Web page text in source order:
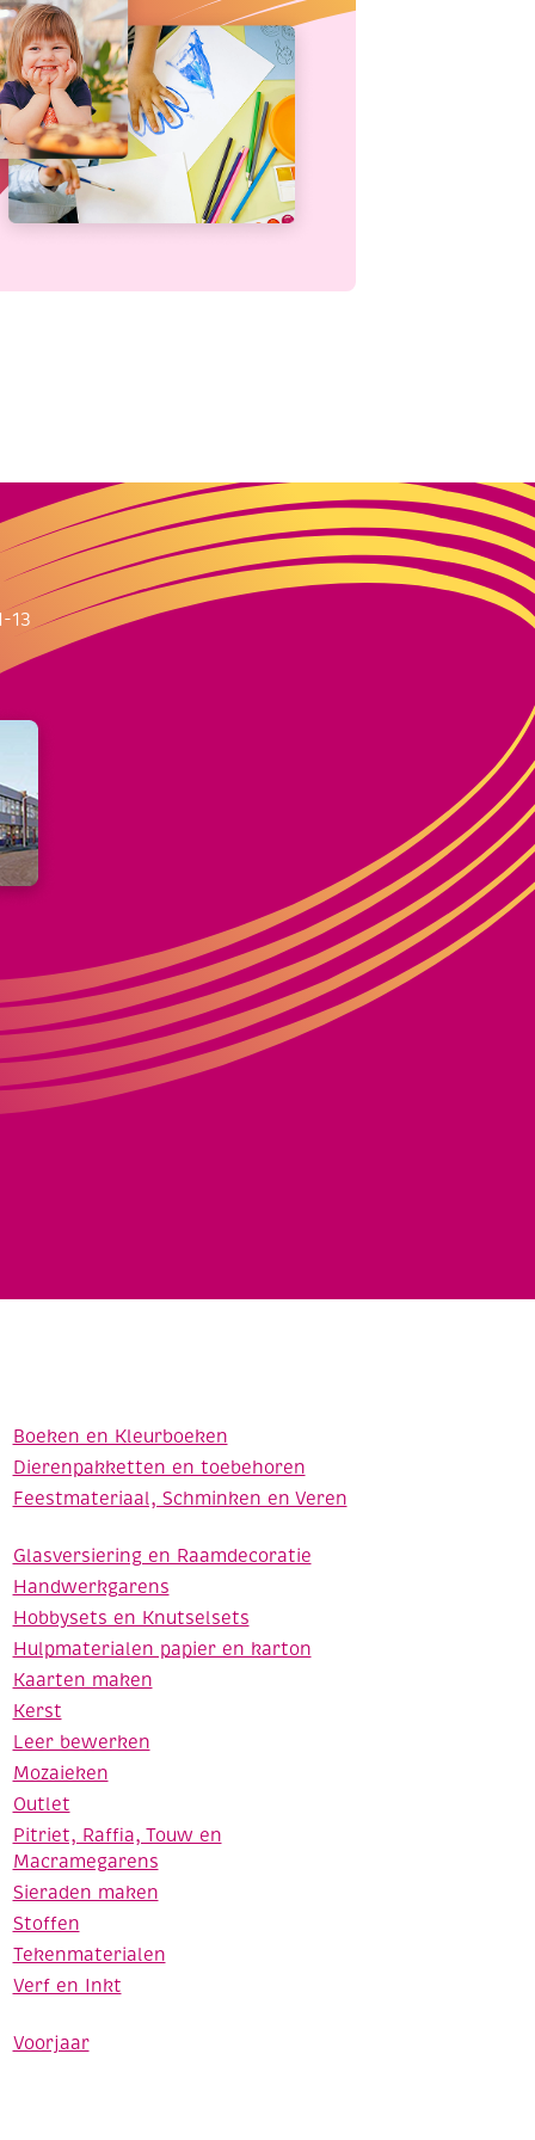
13
Boeken en Kleurboeken
Dierenpakketten en toebehoren
Feestmateriaal, Schminken en Veren
Glasversiering en Raamdecoratie
Handwerkgarens
Hobbysets en Knutselsets
Hulpmaterialen papier en karton
Kaarten maken
Kerst
Leer bewerken
Mozaieken
Outlet
Pitriet, Raffia, Touw en
Macramegarens
Sieraden maken
Stoffen
Tekenmaterialen
Verf en Inkt
Voorjaar